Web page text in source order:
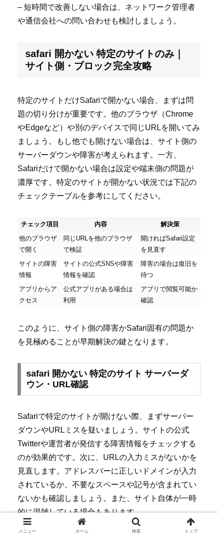
– 短時間で改善しない場合は、ネットワーク管理者
や通信会社への問い合わせも検討しましょう。
safari 開かない 特定のサイトのみ｜
サイト側・ブロック完全攻略
特定のサイトだけSafariで開かない場合、まずは問
題の切り分けが重要です。他のブラウザ（Chrome
やEdgeなど）や別のデバイスで同じURLを開いてみ
ましょう。もし他でも開けない場合は、サイト側の
サーバーダウンや障害が考えられます。一方、
Safariだけで開かない場合は設定や端末側の問題が
濃厚です。特定のサイトが開かない状況では下記の
チェックテーブルを参考にしてください。
チェック項目 内容
解決策
他のブラウザ
で開く
同じURLを他のブラウザ
で検証
開ければSafari設定
を見直す
サイトの障害
情報
サイトの公式SNSや障害
情報を確認
障害の場合は復旧を
待つ
アプリからア
クセス
公式アプリがある場合は
利用
アプリで閲覧可能か
確認
このように、サイト側の障害かSafari固有の問題か
を見極めることが早期解決の鍵となります。
safari 開かない 特定のサイト サーバーダ
ウン・URL確認
Safariで特定のサイトが開けない際、まずサーバー
ダウンやURLミスを疑いましょう。サイトの公式
Twitterや運営者が発信する障害情報をチェックする
のが効果的です。次に、URLの入力ミスがないかを
見直します。アドレスバーに正しいドメインが入力
されているか、不要なスペースや記号が含まれてい
ないかも確認しましょう。また、サイト自体が一時
的に混雑している場合もあります。
メニュー ホーム 検索 トップ